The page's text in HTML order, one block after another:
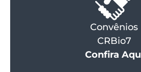
Convênios
CRBio7
Confira